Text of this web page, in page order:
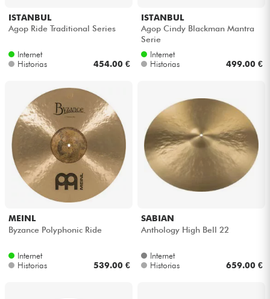
ISTANBUL
Agop Ride Traditional Series
Internet
Historias
454.00 €
ISTANBUL
Agop Cindy Blackman Mantra
Serie
Internet
Historias
499.00 €
MEINL
Byzance Polyphonic Ride
Internet
Historias
539.00 €
SABIAN
Anthology High Bell 22
Internet
Historias
659.00 €